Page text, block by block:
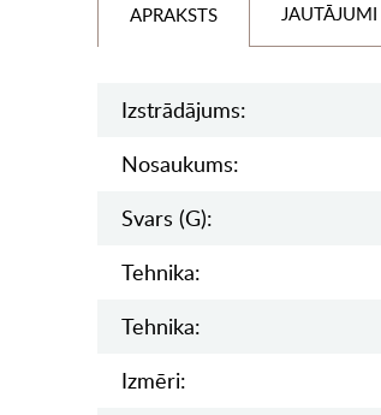
APRAKSTS
Izstrādājums:
Nosaukums:
Svars (g):
Tehnika:
Tehnika:
Izmēri: